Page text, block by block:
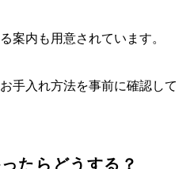
案内も用意されています。
手入れ方法を事前に確認して
たらどうする？